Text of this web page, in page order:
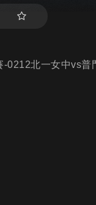
0212北一女中vs普